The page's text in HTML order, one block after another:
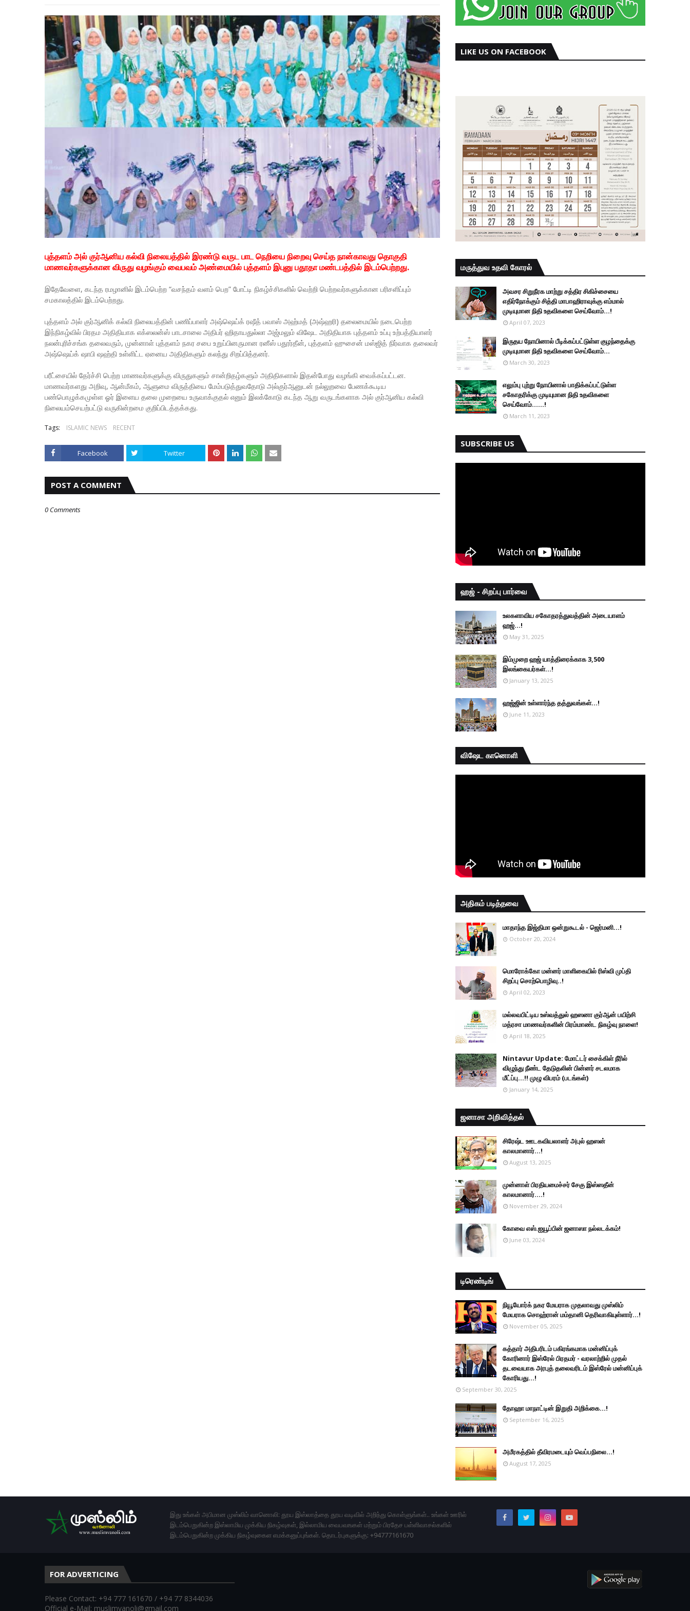
புத்தளம் அல் குர்ஆனிய கல்வி நிலையத்தில் இரண்டு வருட பாட நெறியை நிறைவு செய்த நான்காவது தொகுதி
மாணவர்களுக்கான விருது வழங்கும் வைபவம் அண்மையில் புத்தளம் இபுனு பதூதா மண்டபத்தில் இடம்பெற்றது.
இதேவேளை, கடந்த ரமழானில் இடம்பெற்ற “வசந்தம் வளம் பெற” போட்டி நிகழ்ச்சிகளில் வெற்றி பெற்றவர்களுக்கான பரிசளிப்பும்
சமகாலத்தில் இடம்பெற்றது.
புத்தளம் அல் குர்ஆனிக் கல்வி நிலையத்தின் பணிப்பாளர் அஷ்ஷெய்க் ரஷீத் பவாஸ் அஹ்மத் (அஷ்ஹரி) தலைமையில் நடைபெற்ற
இந்நிகழ்வில் பிரதம அதிதியாக எக்ஸலன்ஸ் பாடசாலை அதிபர் ஹிதாயதுல்லா அஜ்மலும் விஷேட அதிதியாக புத்தளம் உப்பு உற்பத்தியாளர்
நலன்புரிச்சங்க தலைவரும், முன்னாள் புத்தளம் நகர சபை உறுப்பினருமான ரனீஸ் பதூர்தீன், புத்தளம் ஹுசைன் மஸ்ஜித் நிர்வாக தலைவர்
அஷ்ஷெய்க் ஷாபி ஷஹ்தி உள்ளிட்ட ஏனைய அதிதிகளும் கலந்து சிறப்பித்தனர்.
பரீட்சையில் தேர்ச்சி பெற்ற மாணவர்களுக்கு விருதுகளும் சான்றிதழ்களும் அதிதிகளால் இதன்போது வழங்கி வைக்கப்பட்டன.
மாணவர்களது அறிவு, ஆன்மீகம், ஆளுமை விருத்தியை மேம்படுத்துவதோடு அல்குர்ஆனுடன் நல்லுறவை பேணக்கூடிய
பண்பொழுக்கமுள்ள ஓர் இளைய தலை முறையை உருவாக்குதல் எனும் இலக்கோடு கடந்த ஆறு வருடங்களாக அல் குர்ஆனிய கல்வி
நிலையம்செயற்பட்டு வருகின்றமை குறிப்பிடத்தக்கது.
Tags: ISLAMIC NEWS RECENT
Facebook Twitter
POST A COMMENT
0 Comments
LIKE US ON FACEBOOK
மருத்துவ உதவி கோரல்
அவசர சிறுநீரக மாற்று சத்திர சிகிச்சையை
எதிர்நோக்கும் சித்தி மாபாஹிராவுக்கு எம்மால்
முடியுமான நிதி உதவிகளை செய்வோம்...!
April 07, 2023
இருதய நோயினால் பீடிக்கப்பட்டுள்ள குழந்தைக்கு
முடியுமான நிதி உதவிகளை செய்வோம்...
March 30, 2023
எலும்பு புற்று நோயினால் பாதிக்கப்பட்டுள்ள
சகோதரிக்கு முடியுமான நிதி உதவிகளை
செய்வோம்......!
March 11, 2023
SUBSCRIBE US
ஹஜ் - சிறப்பு பார்வை
உலகளாவிய சகோதரத்துவத்தின் அடையாளம்
ஹஜ்...!
May 31, 2025
இம்முறை ஹஜ் யாத்திரைக்காக 3,500
இலங்கையர்கள்...!
January 13, 2025
ஹஜ்ஜின் உள்ளார்ந்த தத்துவங்கள்...!
June 11, 2023
விஷேட கானொளி
அதிகம் படித்தவை
மாதாந்த இஜ்திமா ஒன்றுகூடல் - ஜெர்மனி…!
October 20, 2024
மொரோக்கோ மன்னர் மாளிகையில் ரிஸ்வி முப்தி
சிறப்பு சொற்பொழிவு..!
April 02, 2023
மல்லவபிட்டிய உஸ்வத்துல் ஹஸனா குர்ஆன் பயிற்சி
மத்ரசா மாணவர்களின் பிரம்மாண்ட நிகழ்வு நாளை!
April 18, 2025
Nintavur Update: மோட்டர் சைக்கிள் நீரில்
விழுந்து நீண்ட தேடுதலின் பின்னர் சடலமாக
மீட்ப்பு…!! முழு விபரம் (படங்கள்)
January 14, 2025
ஜனாசா அறிவித்தல்
சிரேஷ்ட ஊடகவியலாளர் அபுல் ஹஸன்
காலமானார்...!
August 13, 2025
முன்னாள் பிரதியமைச்சர் சேகு இஸ்ஸதீன்
காலமானார்….!
November 29, 2024
கோவை எஸ்.ஐயூப்பின் ஜனாஸா நல்லடக்கம்!
June 03, 2024
டிரெண்டிங்
நியூயோர்க் நகர மேயராக முதலாவது முஸ்லிம்
மேயராக சொஹ்ரான் மம்தானி தெரிவாகியுள்ளார்...!
November 05, 2025
கத்தார் அதிபரிடம் பகிரங்கமாக மன்னிப்புக்
கோரினார் இஸ்ரேல் பிரதமர் - வரலாற்றில் முதல்
தடவையாக அரபுத் தலைவரிடம் இஸ்ரேல் மன்னிப்புக்
கோரியது...!
September 30, 2025
தோஹா மாநாட்டின் இறுதி அறிக்கை...!
September 16, 2025
அமீரகத்தில் தீவிரமடையும் வெப்பநிலை...!
August 17, 2025
இது உங்கள் அபிமான முஸ்லிம் வானொலி: தூய இஸ்லாத்தை தூய வடிவில் அறிந்து கொள்ளுங்கள்.. உங்கள் ஊரில்
இடம்பெறுகின்ற இஸ்லாமிய முக்கிய நிகழ்வுகள், இல்லாமிய வைபவஙகள் மற்றும் பிரதேச பள்ளிவாசல்களில்
இடம்பெறுகின்ற முக்கிய நிகழ்வுகைள எமக்கனுப்புங்கள். தொடர்புகளுக்கு: +94777161670
FOR ADVERTICING
Please Contact: +94 777 161670 / +94 77 8344036
Official e-Mail: muslimvanoli@gmail.com